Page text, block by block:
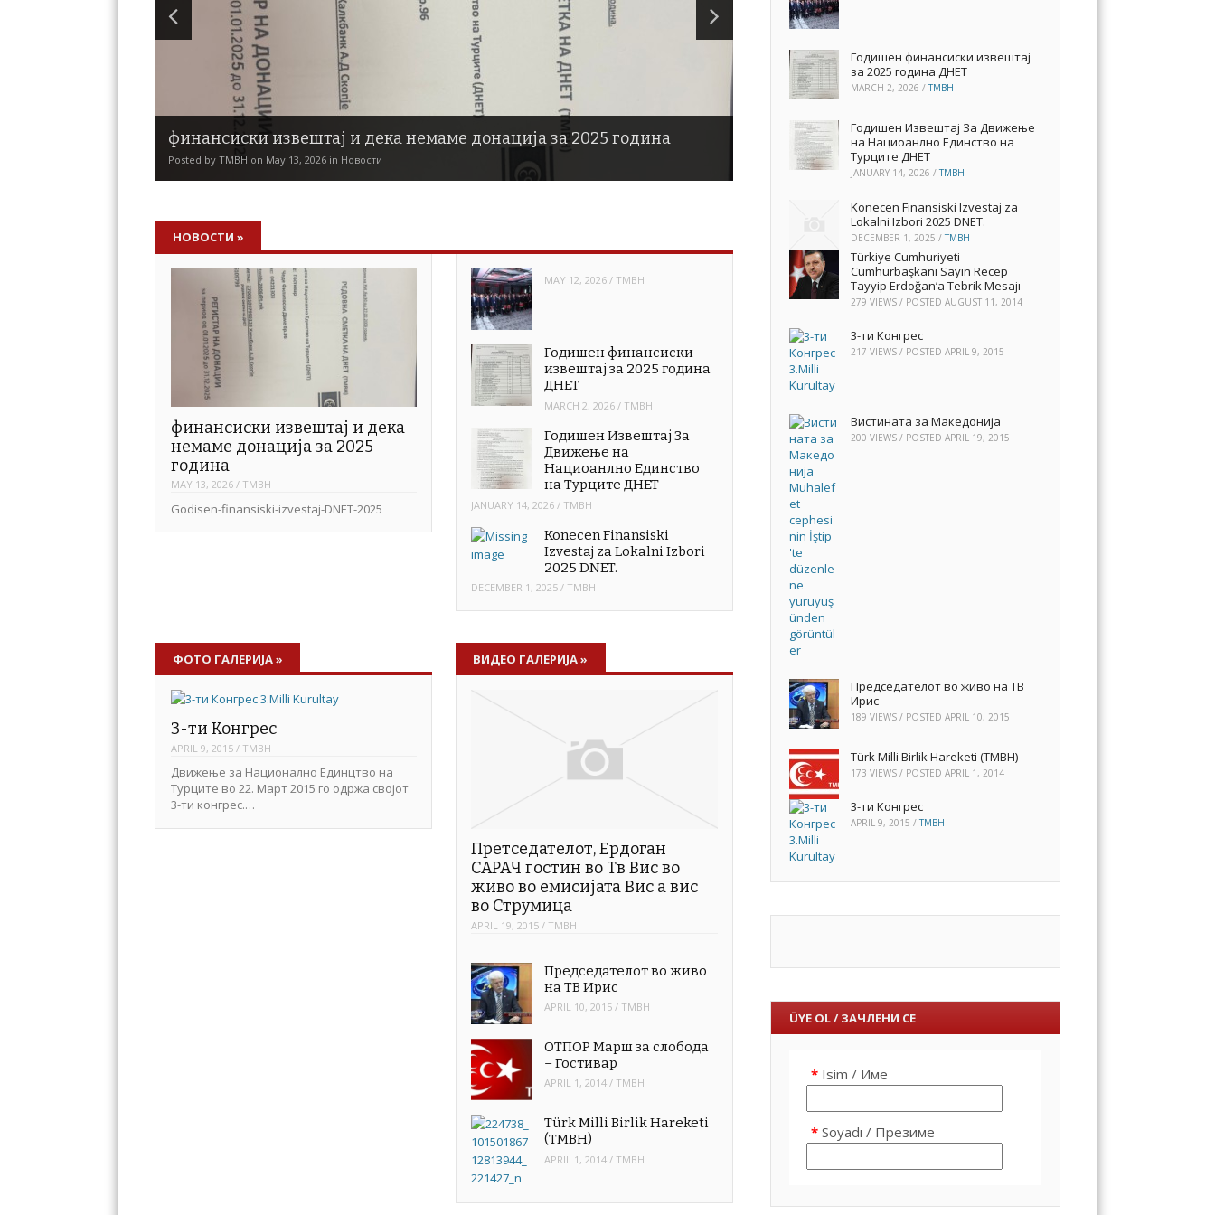
финансиски извештај и дека немаме донација за 2025 година
Posted by TMBH on May 13, 2026 in Новости
НОВОСТИ »
финансиски извештај и дека
немаме донација за 2025
година
MAY 13, 2026/ TMBH
Godisen-finansiski-izvestaj-DNET-2025
MAY 12, 2026 / TMBH
Годишен финансиски
извештај за 2025 година
ДНЕТ
MARCH 2, 2026 / TMBH
Годишен Извештај За
Движење на
Нациоанлно Единство
на Турците ДНЕТ
JANUARY 14, 2026 / TMBH
Konecen Finansiski
Izvestaj za Lokalni Izbori
2025 DNET.
DECEMBER 1, 2025 / TMBH
ФОТО ГАЛЕРИЈА»
3-ти Конгрес
APRIL 9, 2015/ TMBH
Движење за Национално Единцтво на
Турците во 22. Март 2015 го одржа својот
3-ти конгрес.…
ВИДЕО ГАЛЕРИЈА»
Претседателот, Ердоган
САРАЧ гостин во Тв Вис во
живо во емисијата Вис а вис
во Струмица
APRIL 19, 2015 / TMBH
Председателот во живо
на ТВ Ирис
APRIL 10, 2015 / TMBH
ОТПОР Марш за слобода
– Гостивар
APRIL 1, 2014 / TMBH
Türk Milli Birlik Hareketi
(TMBH)
APRIL 1, 2014 / TMBH
Годишен финансиски извештај
за 2025 година ДНЕТ
MARCH 2, 2026 /TMBH
Годишен Извештај За Движење
на Нациоанлно Единство на
Турците ДНЕТ
JANUARY 14, 2026 /TMBH
Konecen Finansiski Izvestaj za
Lokalni Izbori 2025 DNET.
DECEMBER 1, 2025 /TMBH
Türkiye Cumhuriyeti
Cumhurbaşkanı Sayın Recep
Tayyip Erdoğan’a Tebrik Mesajı
279 VIEWS / POSTED AUGUST 11, 2014
3-ти Конгрес
217 VIEWS / POSTED APRIL 9, 2015
Вистината за Македонија
200 VIEWS / POSTED APRIL 19, 2015
Председателот во живо на ТВ
Ирис
189 VIEWS / POSTED APRIL 10, 2015
Türk Milli Birlik Hareketi (TMBH)
173 VIEWS / POSTED APRIL 1, 2014
3-ти Конгрес
APRIL 9, 2015 /TMBH
ÜYE OL / ЗАЧЛЕНИ СЕ